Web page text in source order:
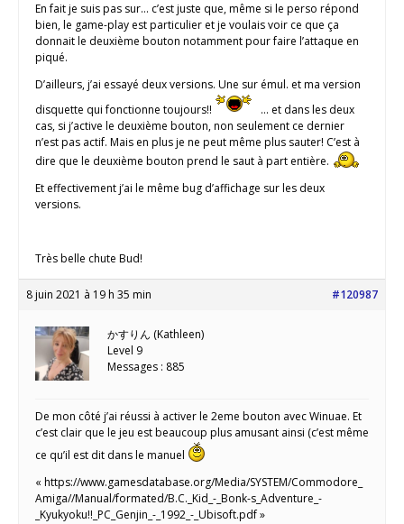
En fait je suis pas sur… c’est juste que, même si le perso répond
bien, le game-play est particulier et je voulais voir ce que ça
donnait le deuxième bouton notamment pour faire l’attaque en
piqué.
D’ailleurs, j’ai essayé deux versions. Une sur émul. et ma version
disquette qui fonctionne toujours!!
… et dans les deux
cas, si j’active le deuxième bouton, non seulement ce dernier
n’est pas actif. Mais en plus je ne peut même plus sauter! C’est à
dire que le deuxième bouton prend le saut à part entière.
Et effectivement j’ai le même bug d’affichage sur les deux
versions.
Très belle chute Bud!
8 juin 2021 à 19 h 35 min #120987
かすりん (Kathleen)
Level 9
Messages : 885
De mon côté j’ai réussi à activer le 2eme bouton avec Winuae. Et
c’est clair que le jeu est beaucoup plus amusant ainsi (c’est même
ce qu’il est dit dans le manuel
« https://www.gamesdatabase.org/Media/SYSTEM/Commodore_
Amiga//Manual/formated/B.C._Kid_-_Bonk-s_Adventure_-
_Kyukyoku!!_PC_Genjin_-_1992_-_Ubisoft.pdf »